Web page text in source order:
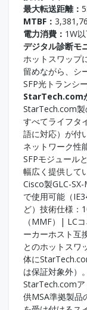
最大転送距離：
MTBF：
電力消費： 1W
デジタル診断モ
ホットスワップ
留めながら、シ
SFP光トランシ
StarTech.com
StarTech.com製
すべてライフタ
語に対応）が付
ネットワーク性
SFPモジュール
幅広く提供して
Cisco製GLC-
で使用可能（
ど）技術仕様：
（MMF）| LC
ーカーホスト互
とのホットスワ
体に
は保証対象外）
StarTech.comア
供MSA準拠製品